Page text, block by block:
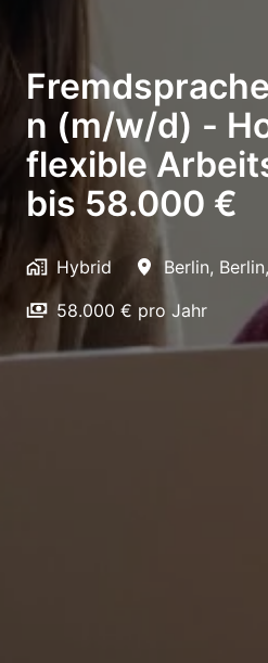
n (m/w/d) -
flexible
bis 58.000 €
Hybrid Berlin, Berlin,
58.000 € pro Jahr